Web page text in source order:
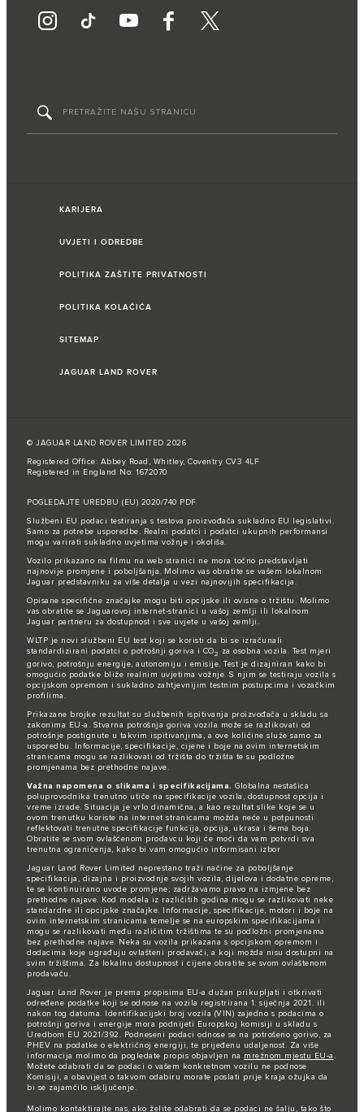
KARIJERA
UVJETI I ODREDBE
POLITIKA ZAŠTITE PRIVATNOSTI
POLITIKA KOLAČIĆA
SITEMAP
JAGUAR LAND ROVER
© JAGUAR LAND ROVER LIMITED 2026
Registered Office: Abbey Road, Whitley, Coventry CV3 4LF
Registered in England No: 1672070
POGLEDAJTE UREDBU (EU) 2020/740 PDF
Službeni EU podaci testiranja s testova proizvođača sukladno EU legislativi.
Samo za potrebe usporedbe. Realni podatci i podatci ukupnih performansi
mogu varirati sukladno uvjetima vožnje i okoliša.
Vozilo prikazano na filmu na web stranici ne mora točno predstavljati
najnovije promjene i poboljšanja. Molimo vas obratite se vašem lokalnom
Jaguar predstavniku za više detalja u vezi najnovijih specifikacija.
Opisane specifične značajke mogu biti opcijske ili ovisne o tržištu. Molimo
vas obratite se Jaguarovoj internet-stranici u vašoj zemlji ili lokalnom
Jaguar partneru za dostupnost i sve uvjete u vašoj zemlji.
WLTP je novi službeni EU test koji se koristi da bi se izračunali
standardizirani podatci o potrošnji goriva i CO2
za osobna vozila. Test mjeri
gorivo, potrošnju energije, autonomiju i emisije. Test je dizajniran kako bi
omogućio podatke bliže realnim uvjetima vožnje. S njim se testiraju vozila s
opcijskom opremom i sukladno zahtjevnijim testnim postupcima i vozačkim
profilima.
Prikazane brojke rezultat su službenih ispitivanja proizvođača u skladu sa
zakonima EU-a. Stvarna potrošnja goriva vozila može se razlikovati od
potrošnje postignute u takvim ispitivanjima, a ove količine služe samo za
usporedbu. Informacije, specifikacije, cijene i boje na ovim internetskim
stranicama mogu se razlikovati od tržišta do tržišta te su podložne
promjenama bez prethodne najave.
Važna napomena o slikama i specifikacijama. Globalna nestašica
poluprovodnika trenutno utiče na specifikacije vozila, dostupnost opcija i
vreme izrade. Situacija je vrlo dinamična, a kao rezultat slike koje se u
ovom trenutku koriste na internet stranicama možda neće u potpunosti
reflektovati trenutne specifikacije funkcija, opcija, ukrasa i šema boja.
Obratite se svom ovlašćenom prodavcu koji će moći da vam potvrdi sva
trenutna ograničenja, kako bi vam omogućio informisani izbor
Jaguar Land Rover Limited neprestano traži načine za poboljšanje
specifikacija, dizajna i proizvodnje svojih vozila, dijelova i dodatne opreme,
te se kontinuirano uvode promjene; zadržavamo pravo na izmjene bez
prethodne najave. Kod modela iz različitih godina mogu se razlikovati neke
standardne ili opcijske značajke. Informacije, specifikacije, motori i boje na
ovim internetskim stranicama temelje se na europskim specifikacijama i
mogu se razlikovati među različitim tržištima te su podložni promjenama
bez prethodne najave. Neka su vozila prikazana s opcijskom opremom i
dodacima koje ugrađuju ovlašteni prodavači, a koji možda nisu dostupni na
svim tržištima. Za lokalnu dostupnost i cijene obratite se svom ovlaštenom
prodavaču.
Jaguar Land Rover je prema propisima EU-a dužan prikupljati i otkrivati
određene podatke koji se odnose na vozila registrirana 1. siječnja 2021. ili
nakon tog datuma. Identifikacijski broj vozila (VIN) zajedno s podacima o
potrošnji goriva i energije mora podnijeti Europskoj komisiji u skladu s
Uredbom EU 2021/392. Podneseni podaci odnose se na potrošeno gorivo, za
PHEV na podatke o električnoj energiji, te prijeđenu udaljenost. Za više
informacija molimo da pogledate propis objavljen na mrežnom mjestu EU-a.
Možete odabrati da se podaci o vašem konkretnom vozilu ne podnose
Komisiji, a obavijest o takvom odabiru morate poslati prije kraja ožujka da
bi se zajamčilo isključenje.
Molimo kontaktirajte nas, ako želite odabrati da se podaci ne šalju, tako što